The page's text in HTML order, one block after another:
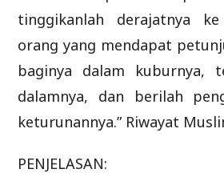
tinggikanlah derajatnya
orang yang mendapat
baginya dalam kuburnya,
dalamnya, dan berilah
keturunannya.” Riwayat
PENJELASAN: